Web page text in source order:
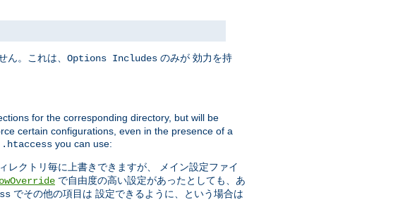
ん。これは、 Options Includes のみが 効力を持
for the corresponding directory, but will be
certain configurations, even in the presence of a
.htaccess you can use:
レクトリ毎に上書きできますが、 メイン設定ファイ
で自由度の高い設定があったとしても、あ
でその他の項目は 設定できるように、という場合は